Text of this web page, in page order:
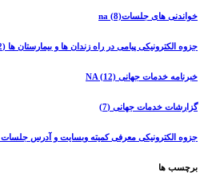
خواندنی های جلساتna(8)
جزوه الکترونیکی پیامی در راه زندان ها و بیمارستان ها (2)
خبرنامه خدمات جهانی NA (12)
گزارشات خدمات جهانی (7)
جزوه الکترونیکی معرفی کمیته وبسایت و آدرس جلسات
برچسب ها